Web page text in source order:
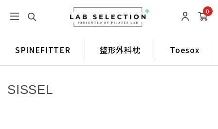
0
SPINEFITTER 整形外科枕 Toesox
SISSEL